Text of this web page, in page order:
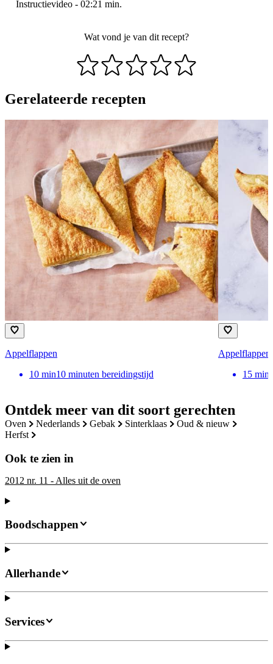
Ontdek meer van dit soort gerechten
oven nederlands gebak sinterklaas
oud & nieuw
herfst
Ook te zien in
2012 nr. 11 - Alles uit de oven
Instructievideo - 02:21 min.
Wat vond je van dit recept?
Gerelateerde recepten
Appelflappen
10 min10 minuten bereidingstijd
15 min
Boodschappen
Allerhande
Services